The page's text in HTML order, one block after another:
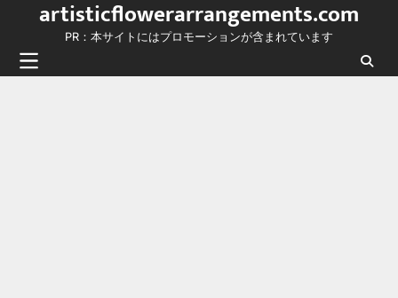
content
artisticflowerarrangements.com
PR：本サイトにはプロモーションが含まれています